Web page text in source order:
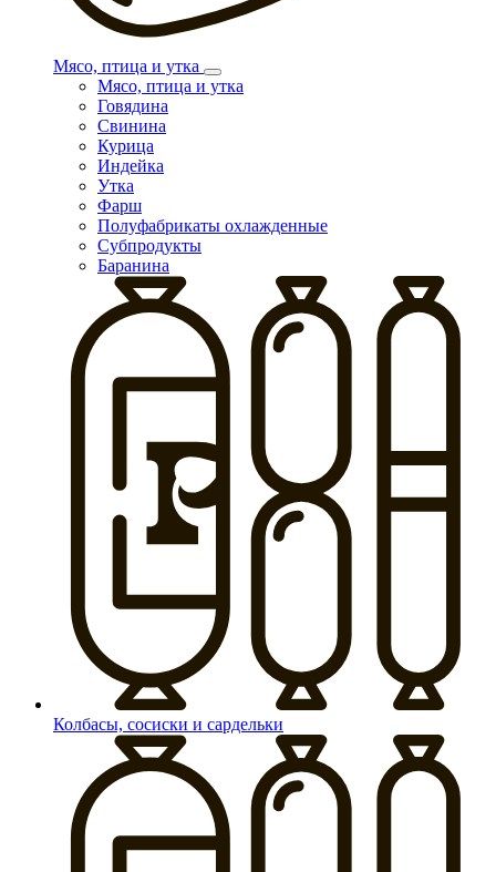
Мясо, птица и утка
Мясо, птица и утка
Говядина
Свинина
Курица
Индейка
Утка
Фарш
Полуфабрикаты охлажденные
Субпродукты
Баранина
Колбасы, сосиски и сардельки